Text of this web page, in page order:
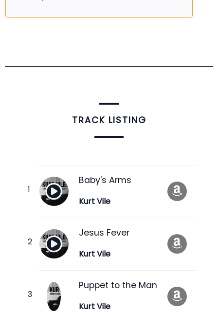
TRACK LISTING
Baby's Arms
Kurt Vile
Jesus Fever
Kurt Vile
Puppet to the Man
Kurt Vile